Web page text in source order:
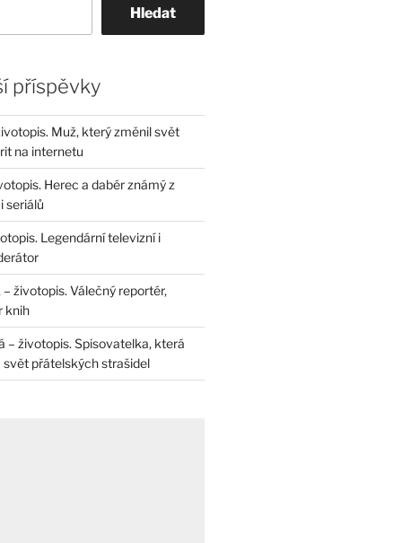
Hledat
příspěvky
Muž, který změnil svět
na internetu
Herec a dabér známý z
seriálů
Legendární televizní i
životopis. Válečný reportér,
knih
– životopis. Spisovatelka, která
přátelských strašidel